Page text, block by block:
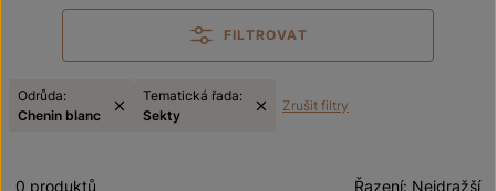
FILTROVAT
Odrůda:
Chenin blanc
Tematická řada:
Sekty
Zrušit filtry
Nejdražší
Řazení:
0 produktů